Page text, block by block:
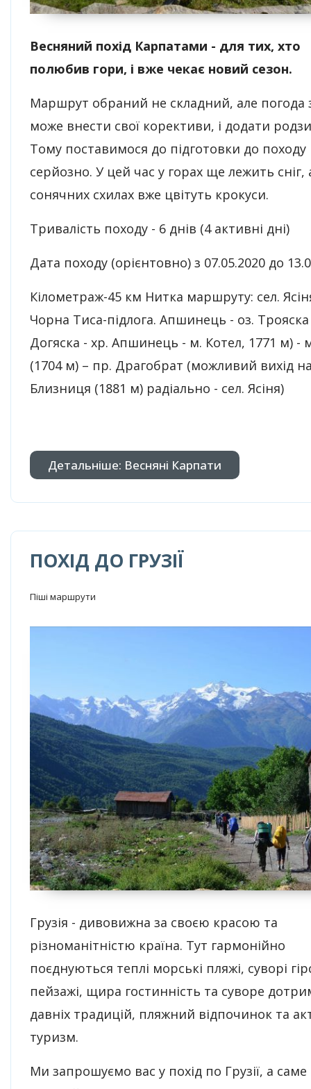
Весняний похід Карпатами - для тих, хто
полюбив гори, і вже чекає новий сезон.
Маршрут обраний не складний, але погода
може внести свої корективи, і додати
Тому поставимося до підготовки до походу
серйозно. У цей час у горах ще лежить сніг,
сонячних схилах вже цвітуть крокуси.
Тривалість походу - 6 днів (4 активні дні)
Дата походу (орієнтовно) з 07.05.2020 до
Кілометраж-45 км Нитка маршруту: сел.
Чорна Тиса-підлога. Апшинець - оз. Трояска
Догяска - хр. Апшинець - м. Котел, 1771 м) -
(1704 м) – пр. Драгобрат (можливий вихід
Близниця (1881 м) радіально - сел. Ясіня)
Детальніше: Весняні Карпати
ПОХІД ДО ГРУЗІЇ
Піші маршрути
Грузія - дивовижна за своєю красою та
різноманітністю країна. Тут гармонійно
поєднуються теплі морські пляжі, суворі
пейзажі, щира гостинність та суворе
давніх традицій, пляжний відпочинок та
туризм.
Ми запрошуємо вас у похід по Грузії, а